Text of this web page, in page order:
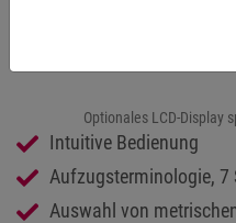
Optionales LCD-Display
Intuitive Bedienung
Aufzugsterminologie, 7
Auswahl von